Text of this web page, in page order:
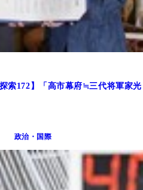
索172】「高市幕府≒三代将軍家光
政治・国際